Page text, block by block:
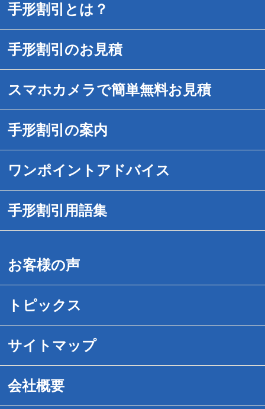
手形割引とは？
手形割引のお見積
スマホカメラで簡単無料お見積
手形割引の案内
手形割引のご案内
送金対応時間を拡大
手続きは簡単です
民事再生企業様へ
ワンポイントアドバイス
1.危ない手形の見分け方
3.危ない手形割引業者の見分け方
4.危ない取引先の見分け方
手形割引用語集
手形割引用語集（か－こ）
手形割引用語集（さ－そ）
形割引用語集（た－と）
お客様の声
トピックス
サイトマップ
会社概要